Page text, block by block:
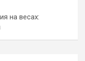
на весах: